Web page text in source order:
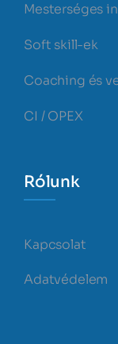
Mesterséges
Soft skill-ek
Coaching és
CI / OPEX
Rólunk
Kapcsolat
Adatvédelem